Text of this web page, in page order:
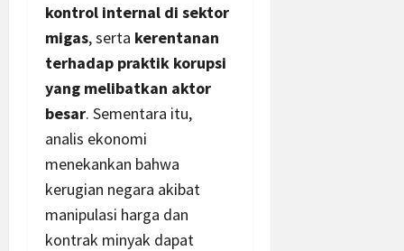
kontrol internal di sektor
migas, serta kerentanan
terhadap praktik korupsi
yang melibatkan aktor
besar. Sementara itu,
analis ekonomi
menekankan bahwa
kerugian negara akibat
manipulasi harga dan
kontrak minyak dapat